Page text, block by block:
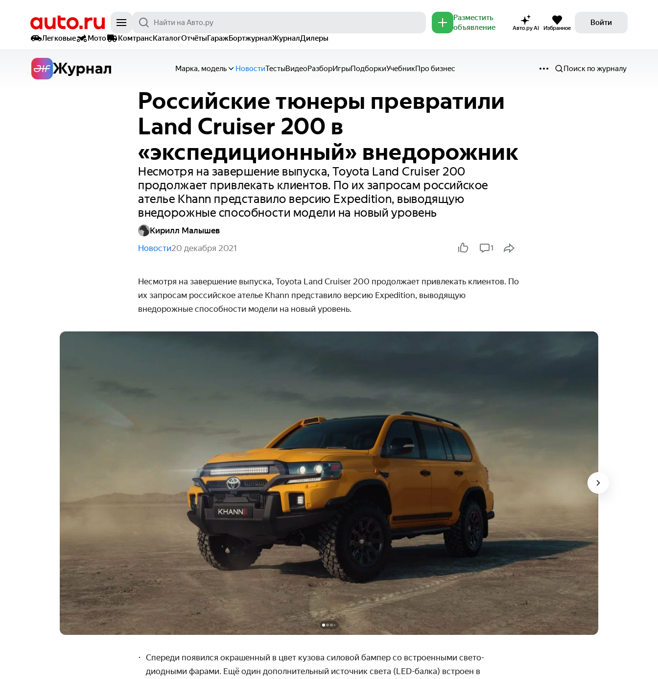
Разместить
объявление
Авто.ру AI Избранное
Войти
Легковые
Мото КомтрансКаталогОтчётыГаражБортжурналЖурналДилеры
Журнал Марка, модель НовостиТестыВидеоРазборИгрыПодборкиУчебникПро бизнес Поиск по журналу
Российские тюнеры превратили
Land Cruiser 200 в
«экспедиционный» внедорожник
Несмотря на завершение выпуска, Toyota Land Cruiser 200
продолжает привлекать клиентов. По их запросам российское
ателье Khann представило версию Expedition, выводящую
внедорожные способности модели на новый уровень
Кирилл Малышев
Новости20 декабря 2021 1
Несмотря на завершение выпуска, Toyota Land Cruiser 200 продолжает привлекать клиентов. По
их запросам российское ателье Khann представило версию Expedition, выводящую
внедорожные способности модели на новый уровень.
Спереди появился окрашенный в цвет кузова силовой бампер со встроенными свето­
диодными фарами. Ещё один дополни­тельный источник света (LED-балка) встроен в